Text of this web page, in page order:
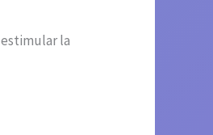
la